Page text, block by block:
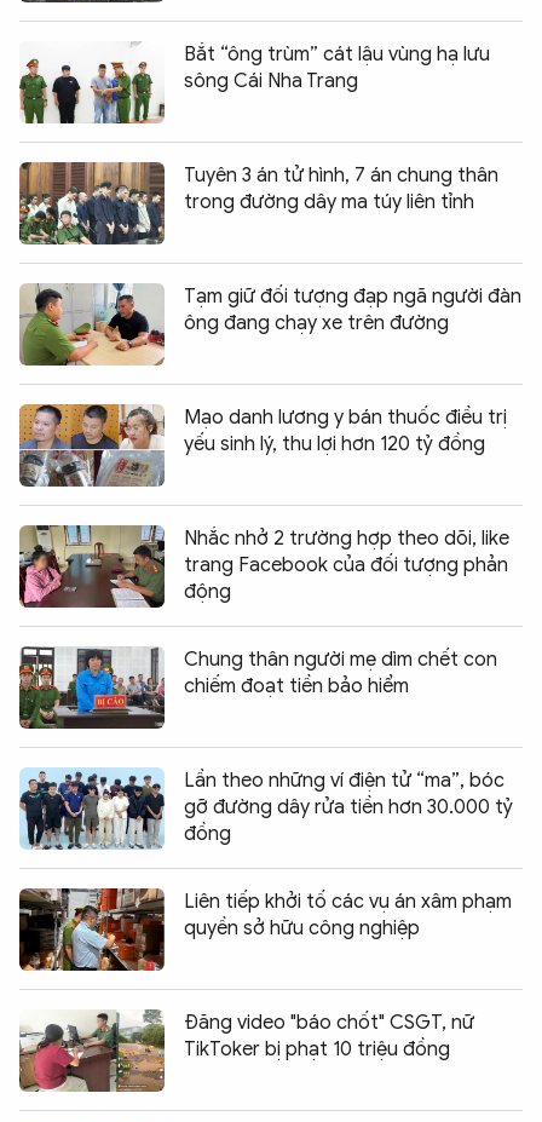
Bắt “ông trùm” cát lậu vùng hạ lưu
sông Cái Nha Trang
Tuyên 3 án tử hình, 7 án chung thân
trong đường dây ma túy liên tỉnh
Tạm giữ đối tượng đạp ngã người đàn
ông đang chạy xe trên đường
Mạo danh lương y bán thuốc điều trị
yếu sinh lý, thu lợi hơn 120 tỷ đồng
Nhắc nhở 2 trường hợp theo dõi, like
trang Facebook của đối tượng phản
động
Chung thân người mẹ dìm chết con
chiếm đoạt tiền bảo hiểm
Lần theo những ví điện tử “ma”, bóc
gỡ đường dây rửa tiền hơn 30.000 tỷ
đồng
Liên tiếp khởi tố các vụ án xâm phạm
quyền sở hữu công nghiệp
Đăng video "báo chốt" CSGT, nữ
TikToker bị phạt 10 triệu đồng